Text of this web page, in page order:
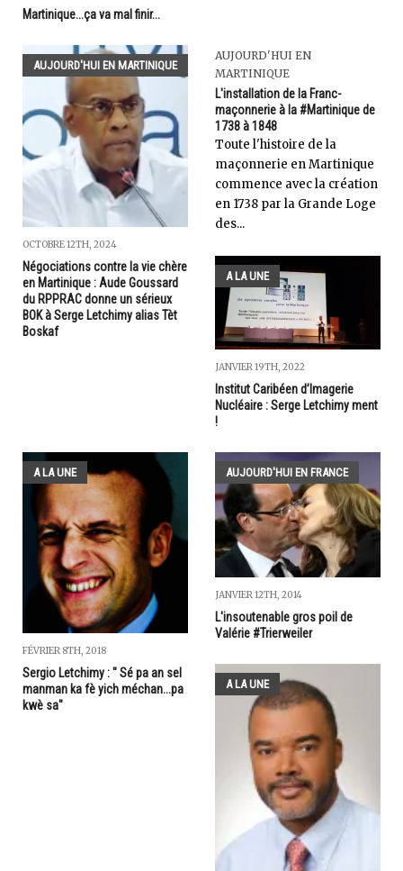
Martinique...ça va mal finir...
AUJOURD'HUI EN MARTINIQUE
OCTOBRE 12TH, 2024
Négociations contre la vie chère
en Martinique : Aude Goussard
du RPPRAC donne un sérieux
BOK à Serge Letchimy alias Tèt
Boskaf
AUJOURD'HUI EN
MARTINIQUE
L'installation de la Franc-
maçonnerie à la #Martinique de
1738 à 1848
Toute l'histoire de la
maçonnerie en Martinique
commence avec la création
en 1738 par la Grande Loge
des...
A LA UNE
JANVIER 19TH, 2022
Institut Caribéen d’Imagerie
Nucléaire : Serge Letchimy ment
!
A LA UNE
FÉVRIER 8TH, 2018
Sergio Letchimy : " Sé pa an sel
manman ka fè yich méchan...pa
kwè sa"
AUJOURD'HUI EN FRANCE
JANVIER 12TH, 2014
L'insoutenable gros poil de
Valérie #Trierweiler
A LA UNE